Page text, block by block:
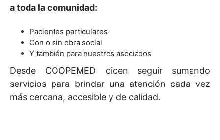
a toda la comunidad:
Pacientes particulares
Con o sin obra social
Y también para nuestros asociados
Desde COOPEMED dicen seguir sumando
servicios para brindar una atención cada vez
más cercana, accesible y de calidad.